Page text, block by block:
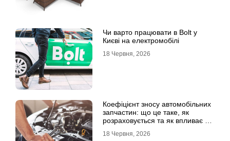
Чи варто працювати в Bolt у
Києві на електромобілі
18 Червня, 2026
Коефіцієнт зносу автомобільних
запчастин: що це таке, як
розраховується та як впливає на
18 Червня, 2026